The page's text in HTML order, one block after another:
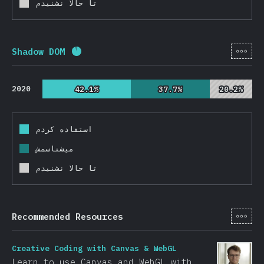
تا حالا نشنیدم
Shadow DOM Completion percentage: 22000
[fa-
2020 42.1%
42.1% 37.7%
37.7% 20.2%
20.2%
استفاده کردم
میشناسمش
تا حالا نشنیدم
Recommended Resources [fa-
Creative Coding with Canvas & WebGL